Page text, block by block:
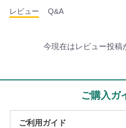
レビュー Q&A
今現在はレビュー投稿
ご購入ガ
ご利用ガイド